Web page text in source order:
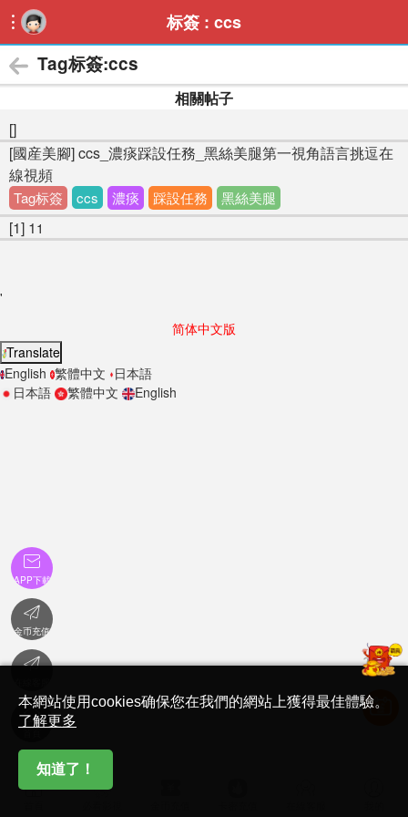
 标簽 : ccs
Tag标簽:ccs
相關帖子
[]
[國産美腳] ccs_濃痰踩設任務_黑絲美腿第一視角語言挑逗在
線視頻
Tag标簽 ccs 濃痰 踩設任務 黑絲美腿
[1] 1 1
'
简体中文版
Translate
English 繁體中文 日本語
日本語
繁體中文 English
本網站使用cookies确保您在我們的網站上獲得最佳體驗。
了解更多
知道了！

APP下載

金币充值


 